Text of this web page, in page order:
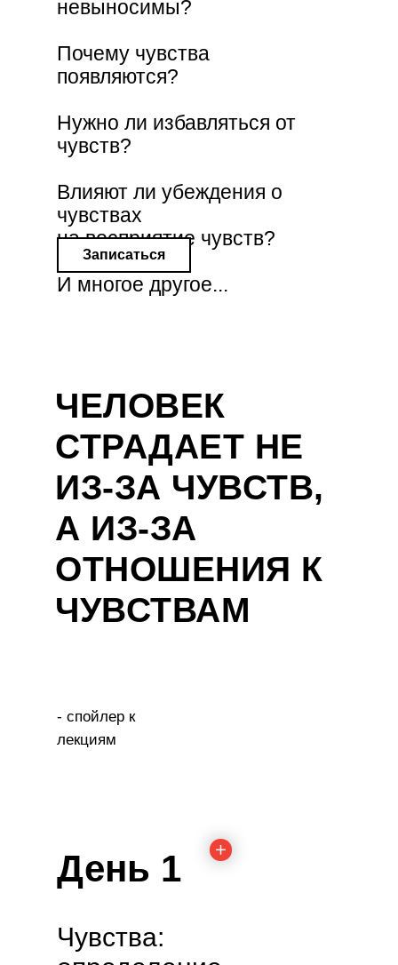
невыносимы?
Почему чувства
появляются?
Нужно ли избавляться от
чувств?
Влияют ли убеждения о
чувствах
на восприятие чувств?
И многое другое...
Записаться
ЧЕЛОВЕК
СТРАДАЕТ НЕ
ИЗ-ЗА ЧУВСТВ,
А ИЗ-ЗА
ОТНОШЕНИЯ К
ЧУВСТВАМ
- спойлер к
лекциям
Чувства:
День 1